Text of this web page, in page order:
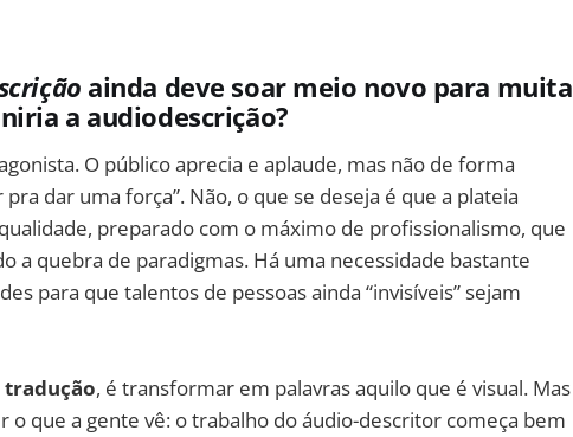
ainda deve soar meio novo para muita
a audiodescrição?
O público aprecia e aplaude, mas não de forma
dar uma força”. Não, o que se deseja é que a plateia
preparado com o máximo de profissionalismo, que
a quebra de paradigmas. Há uma necessidade bastante
para que talentos de pessoas ainda “invisíveis” sejam
tradução, é transformar em palavras aquilo que é visual. Mas
o que a gente vê: o trabalho do áudio-descritor começa bem